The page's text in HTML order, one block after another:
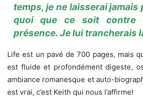
temps, je ne laisserai jamais
quoi que ce soit contre
présence. Je lui trancherais
Life est un pavé de 700 pages, mais
est fluide et profondément digeste,
ambiance romanesque et auto-
est vrai, c’est Keith qui nous l’affirme!